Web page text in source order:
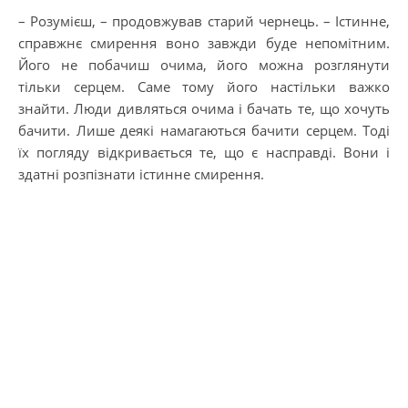
– Розумієш, – продовжував старий чернець. – Істинне,
справжнє смирення воно завжди буде непомітним.
Його не побачиш очима, його можна розглянути
тільки серцем. Саме тому його настільки важко
знайти. Люди дивляться очима і бачать те, що хочуть
бачити. Лише деякі намагаються бачити серцем. Тоді
їх погляду відкривається те, що є насправді. Вони і
здатні розпізнати істинне смирення.